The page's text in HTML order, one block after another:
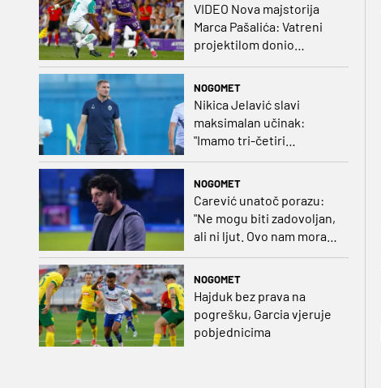
VIDEO Nova majstorija
Marca Pašalića: Vatreni
projektilom donio
NOGOMET
Nikica Jelavić slavi
maksimalan učinak:
"Imamo tri-četiri
senatora koji vode naš
NOGOMET
Carević unatoč porazu:
"Ne mogu biti zadovoljan,
ali ni ljut. Ovo nam mora
NOGOMET
Hajduk bez prava na
pogrešku, Garcia vjeruje
pobjednicima